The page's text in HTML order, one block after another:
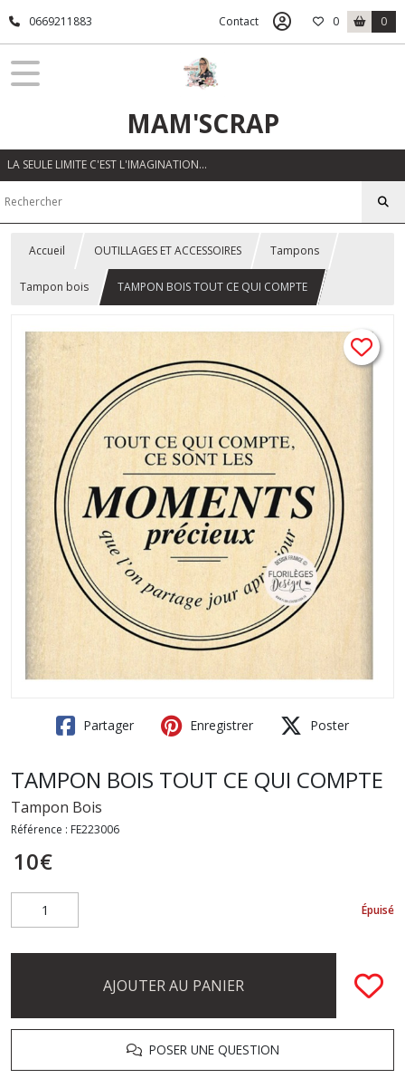
0669211883 Contact 0 0
MAM'SCRAP
LA SEULE LIMITE C'EST L'IMAGINATION…
Accueil OUTILLAGES ET ACCESSOIRES Tampons
Tampon bois TAMPON BOIS TOUT CE QUI COMPTE
Partager Enregistrer Poster
TAMPON BOIS TOUT CE QUI COMPTE
Tampon Bois
Référence : FE223006
10€
Épuisé
AJOUTER AU PANIER
POSER UNE QUESTION